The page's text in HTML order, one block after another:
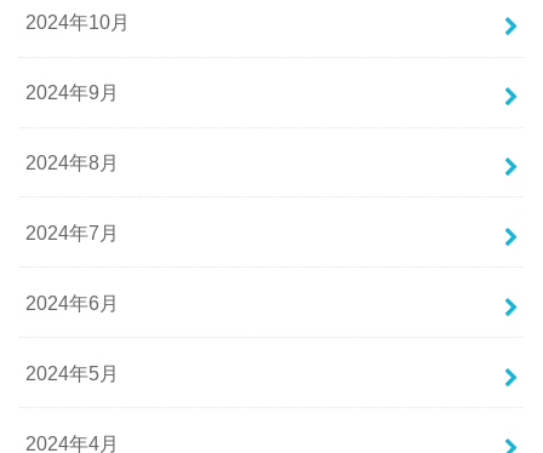
2024年10月
2024年9月
2024年8月
2024年7月
2024年6月
2024年5月
2024年4月